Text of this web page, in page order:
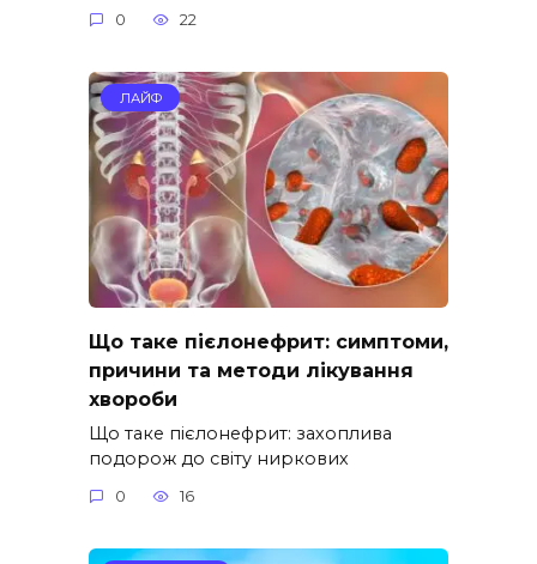
0 22
ЛАЙФ
Що таке пієлонефрит: симптоми,
причини та методи лікування
хвороби
Що таке пієлонефрит: захоплива
подорож до світу ниркових
0 16